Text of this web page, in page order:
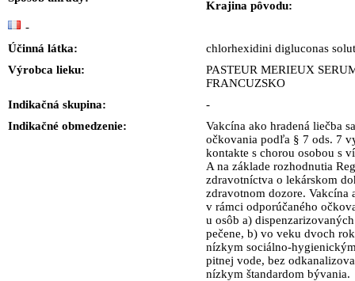
Krajina pôvodu:
-
Účinná látka:
chlorhexidini digluconas
Výrobca lieku:
PASTEUR MERIEUX
FRANCUZSKO
Indikačná skupina:
-
Indikačné obmedzenie:
Vakcína ako hradená liečba
očkovania podľa § 7 ods. 7
kontakte s chorou osobou s
A na základe rozhodnutia
zdravotníctva o lekárskom
zdravotnom dozore. Vakcína
v rámci odporúčaného
u osôb a)
pečene, b) vo veku dvoch
nízkym sociálno-
pitnej vode, bez
nízkym štandardom bývania.